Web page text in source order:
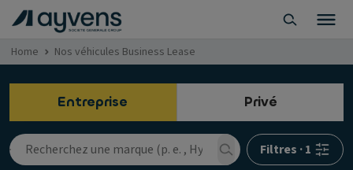
Home Nos véhicules Business Lease
Entreprise Privé
Filtres ·1